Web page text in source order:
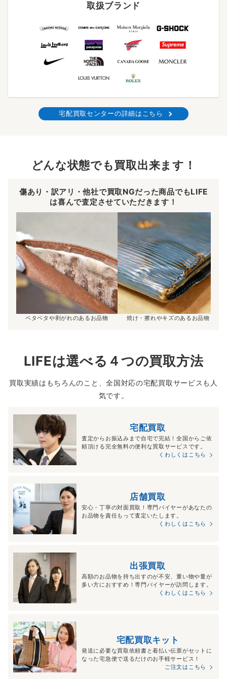
取扱ブランド
宅配買取センターの詳細はこちら
どんな状態でも買取出来ます！
傷あり・訳アリ・他社で買取NGだった商品でもLIFE
は喜んで査定させていただきます！
ベタベタや剥がれのあるお品物 焼け・擦れやキズのあるお品物
LIFEは選べる４つの買取方法
買取実績はもちろんのこと、全国対応の宅配買取サービスも人
気です。
宅配買取
査定からお振込みまで自宅で完結！全国からご依
頼頂ける完全無料の便利な買取サービスです。
くわしくはこちら
店舗買取
安心・丁寧の対面買取！専門バイヤーがあなたの
お品物を責任もって査定いたします。
くわしくはこちら
出張買取
高額のお品物を持ち出すのが不安、重い物や量が
多い方におすすめ！専門バイヤーが訪問します。
くわしくはこちら
宅配買取キット
発送に必要な買取依頼書と着払い伝票がセットに
なった宅急便で送るだけのお手軽サービス！
ご注文はこちら